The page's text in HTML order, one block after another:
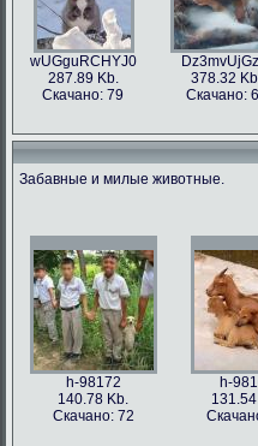
wUGguRCHYJ0
287.89 Kb.
Скачано: 79
378.32
Скачано:
Забавные и милые животные.
h-98172
140.78 Kb.
Скачано: 72
h-